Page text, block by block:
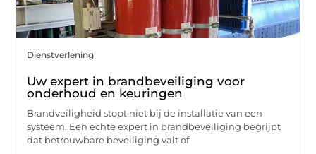
Dienstverlening
Uw expert in brandbeveiliging voor
onderhoud en keuringen
Brandveiligheid stopt niet bij de installatie van een
systeem. Een echte expert in brandbeveiliging begrijpt
dat betrouwbare beveiliging valt of